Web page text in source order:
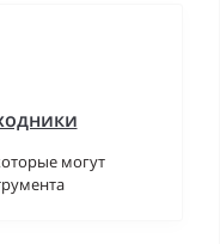
могут